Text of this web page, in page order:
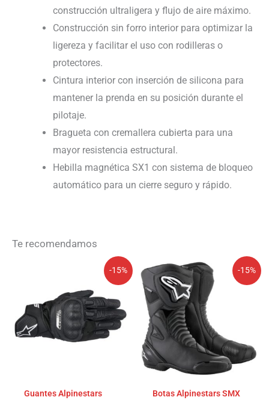
construcción ultraligera y flujo de aire máximo.
Construcción sin forro interior para optimizar la
ligereza y facilitar el uso con rodilleras o
protectores.
Cintura interior con inserción de silicona para
mantener la prenda en su posición durante el
pilotaje.
Bragueta con cremallera cubierta para una
mayor resistencia estructural.
Hebilla magnética SX1 con sistema de bloqueo
automático para un cierre seguro y rápido.
Te recomendamos
-15%
Guantes Alpinestars
original
era:
109,95€.
precio
actual
es:
93,46€.
-15%
Botas Alpinestars SMX
El
precio
original
era:
269,95€.
precio